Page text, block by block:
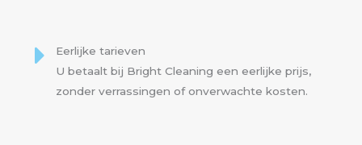
Eerlijke tarieven
U betaalt bij Bright Cleaning een eerlijke prijs,
zonder verrassingen of onverwachte kosten.